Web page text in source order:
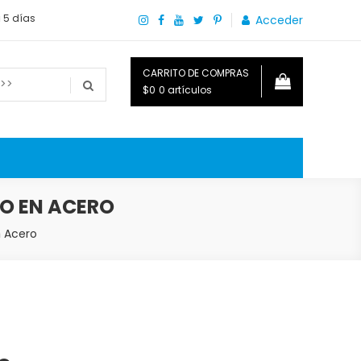
5 días Acceder
CARRITO DE COMPRAS
$0 0 artículos
EN ACERO
Acero